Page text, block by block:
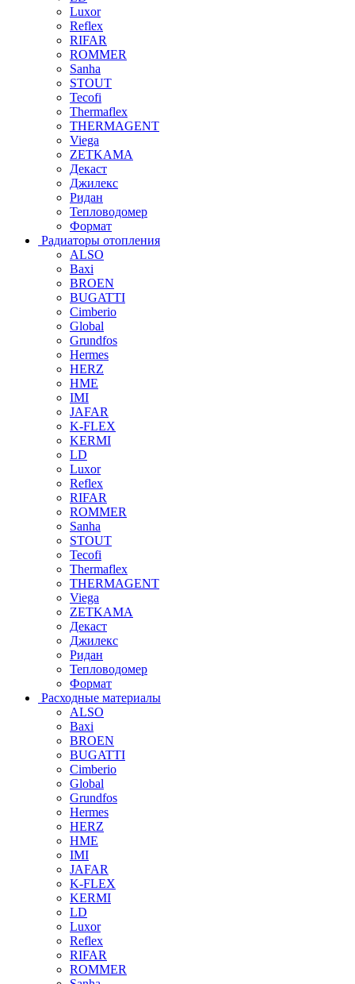
Luxor
Reflex
RIFAR
ROMMER
Sanha
STOUT
Tecofi
Thermaflex
THERMAGENT
Viega
ZETKAMA
Декаст
Джилекс
Ридан
Тепловодомер
Формат
Радиаторы отопления
ALSO
Baxi
BROEN
BUGATTI
Cimberio
Global
Grundfos
Hermes
HERZ
HME
IMI
JAFAR
K-FLEX
KERMI
LD
Luxor
Reflex
RIFAR
ROMMER
Sanha
STOUT
Tecofi
Thermaflex
THERMAGENT
Viega
ZETKAMA
Декаст
Джилекс
Ридан
Тепловодомер
Формат
Расходные материалы
ALSO
Baxi
BROEN
BUGATTI
Cimberio
Global
Grundfos
Hermes
HERZ
HME
IMI
JAFAR
K-FLEX
KERMI
LD
Luxor
Reflex
RIFAR
ROMMER